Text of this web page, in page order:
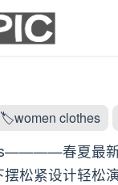
🏷️women clothes
春夏最新
松紧设计轻松